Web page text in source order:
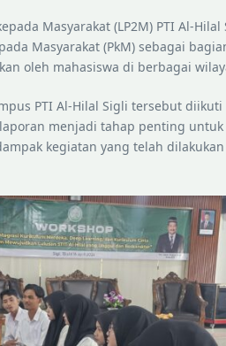
Masyarakat (LP2M) PTI Al-Hilal
Masyarakat (PkM) sebagai
oleh mahasiswa di berbagai
PTI Al-Hilal Sigli tersebut diikuti
menjadi tahap penting
kegiatan yang telah